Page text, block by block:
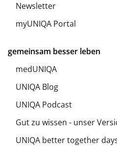
Newsletter
myUNIQA Portal
gemeinsam besser leben
medUNIQA
UNIQA Blog
UNIQA Podcast
Gut zu wissen - unser
UNIQA better together